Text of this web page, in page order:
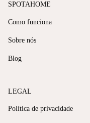
SPOTAHOME
Como funciona
Sobre nós
Blog
LEGAL
Política de privacidade